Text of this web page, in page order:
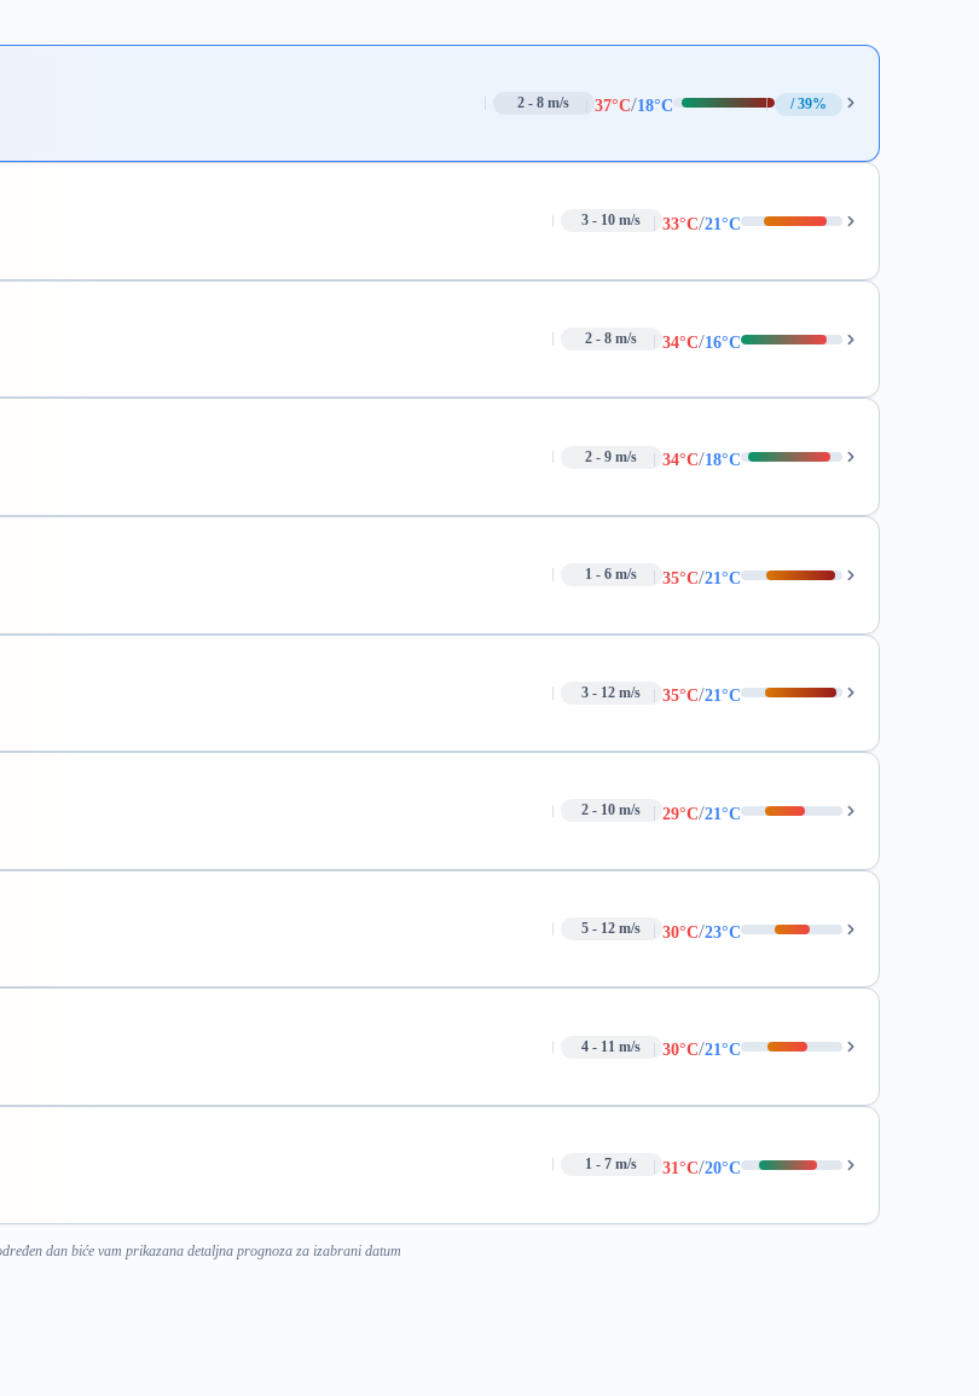
2 - 8 m/s 37°C/18°C 39%
3 - 10 m/s 33°C/21°C
2 - 8 m/s 34°C/16°C
2 - 9 m/s 34°C/18°C
1 - 6 m/s 35°C/21°C
3 - 12 m/s 35°C/21°C
2 - 10 m/s 29°C/21°C
5 - 12 m/s 30°C/23°C
4 - 11 m/s 30°C/21°C
1 - 7 m/s 31°C/20°C
dan biće vam prikazana detaljna prognoza za izabrani datum